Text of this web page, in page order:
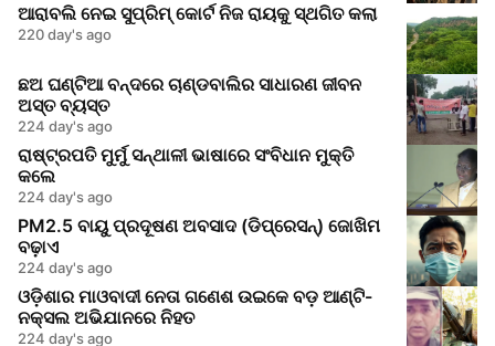
ଆରାବଲି ନେଇ ସୁପ୍ରିମ୍ କୋର୍ଟ ନିଜ ରାୟକୁ ସ୍ଥଗିତ କଲା
220 day's ago
ଛଅ ଘଣ୍ଟିଆ ବନ୍ଦରେ ଚାଣ୍ଡବାଲିର ସାଧାରଣ ଜୀବନ
ଅସ୍ତ ବ୍ୟସ୍ତ
224 day's ago
ରାଷ୍ଟ୍ରପତି ମୁର୍ମୁ ସନ୍ଥାଳୀ ଭାଷାରେ ସଂବିଧାନ ମୁକ୍ତି
କଲେ
224 day's ago
PM2.5 ବାୟୁ ପ୍ରଦୂଷଣ ଅବସାଦ (ଡିପ୍ରେସନ୍) ଜୋଖିମ
ବଢ଼ାଏ
224 day's ago
ଓଡ଼ିଶାର ମାଓବାଦୀ ନେତା ଗଣେଶ ଉଇକେ ବଡ଼ ଆଣ୍ଟି-
ନକ୍ସଲ ଅଭିଯାନରେ ନିହତ
224 day's ago